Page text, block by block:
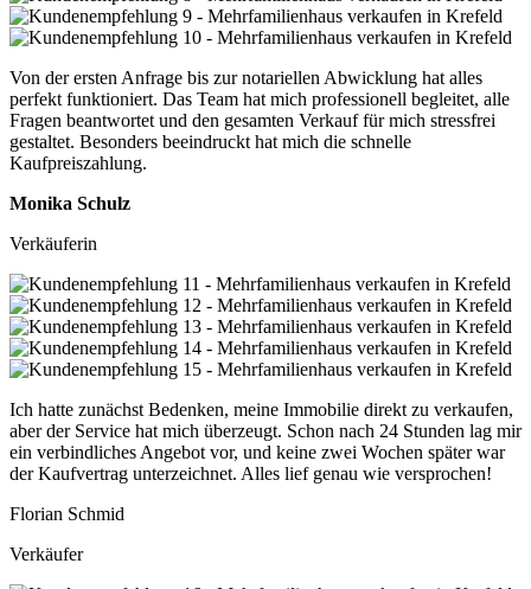
Von der ersten Anfrage bis zur notariellen Abwicklung hat alles
perfekt funktioniert. Das Team hat mich professionell begleitet, alle
Fragen beantwortet und den gesamten Verkauf für mich stressfrei
gestaltet. Besonders beeindruckt hat mich die schnelle
Kaufpreiszahlung.
Monika Schulz
Verkäuferin
Ich hatte zunächst Bedenken, meine Immobilie direkt zu verkaufen,
aber der Service hat mich überzeugt. Schon nach 24 Stunden lag mir
ein verbindliches Angebot vor, und keine zwei Wochen später war
der Kaufvertrag unterzeichnet. Alles lief genau wie versprochen!
Florian Schmid
Verkäufer